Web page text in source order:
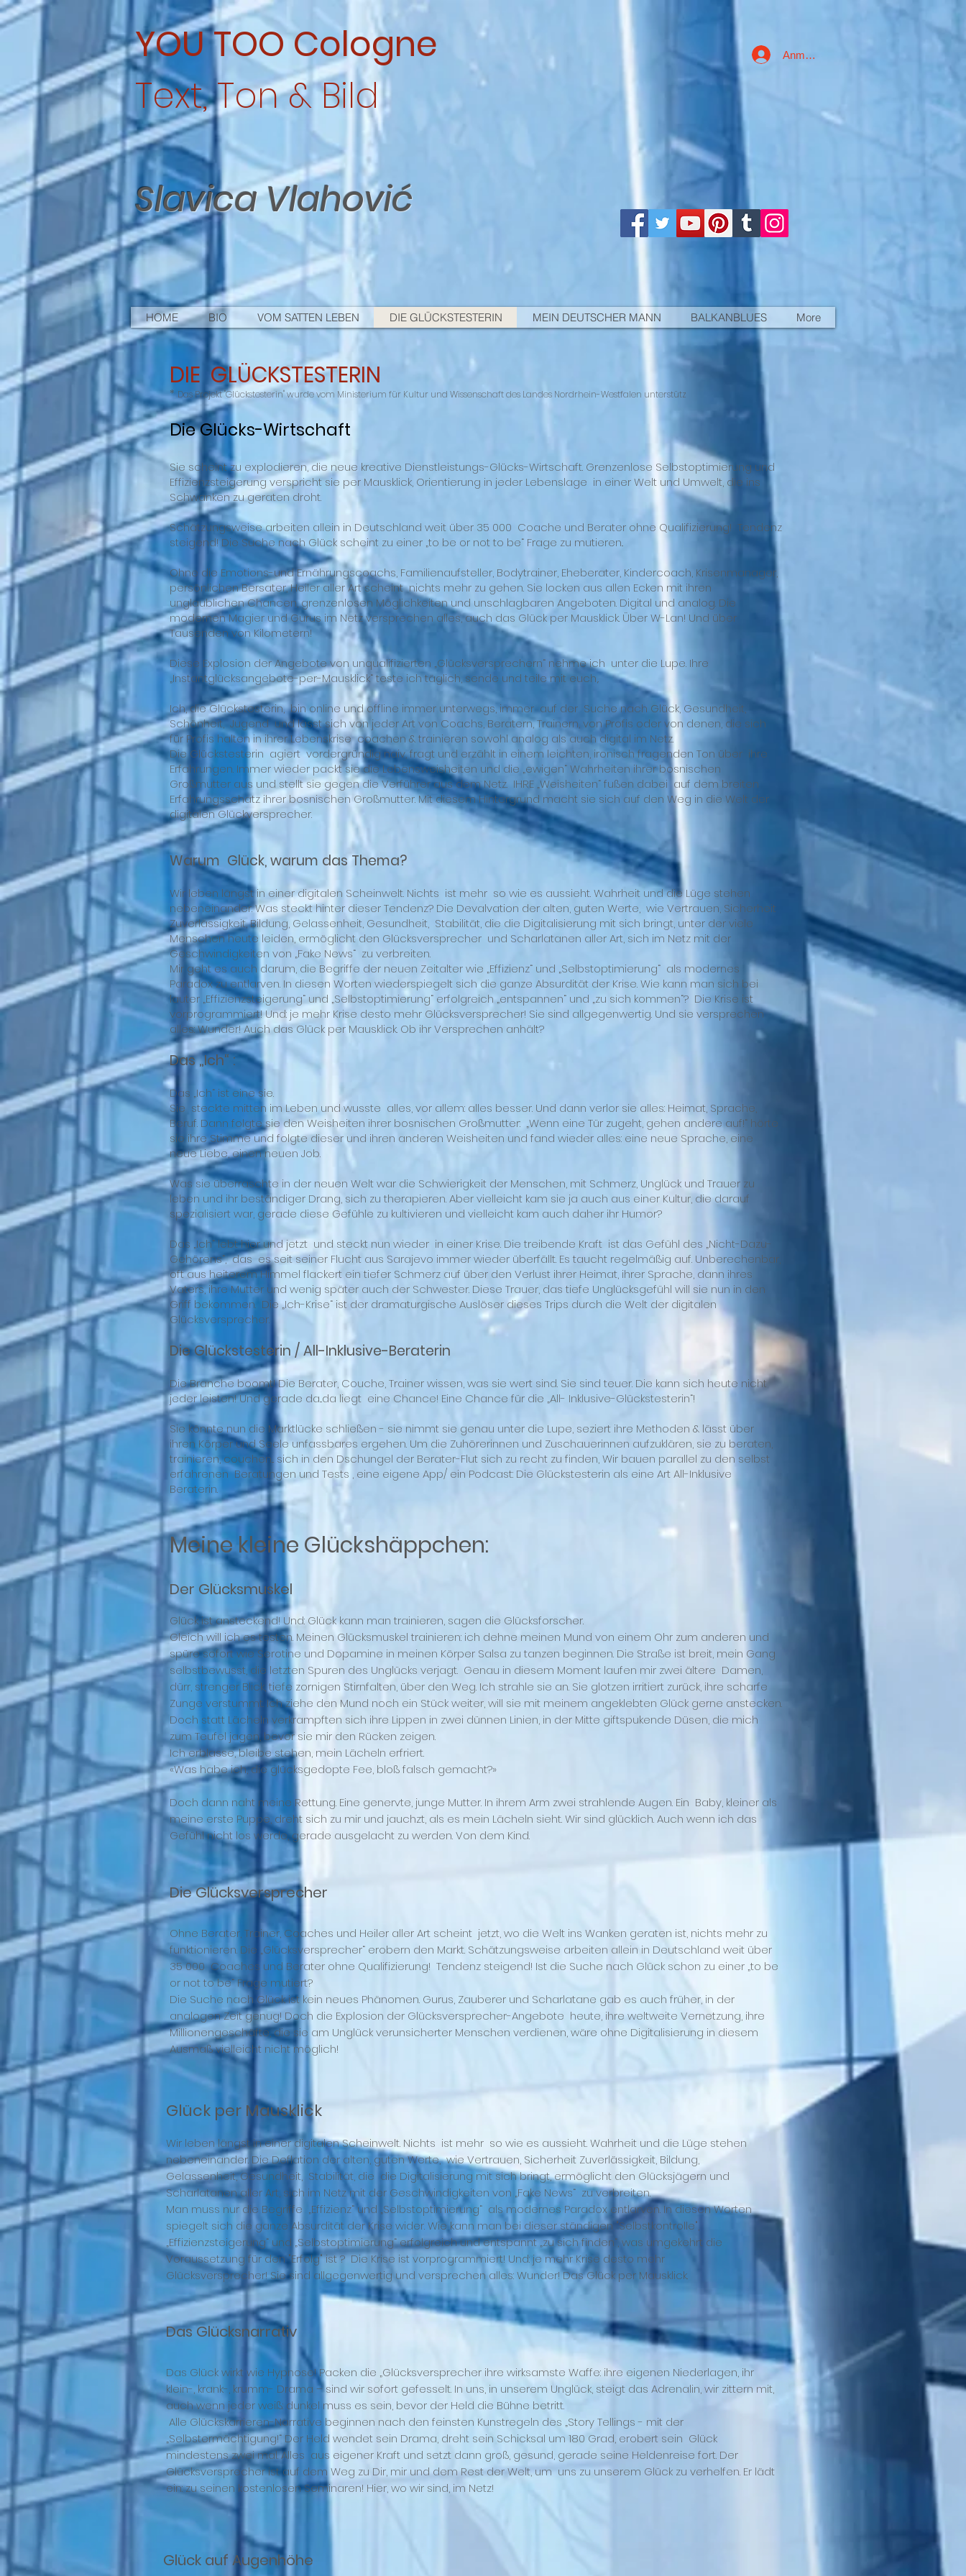
YOU TOO Cologne
Text, Ton & Bild
Slavica Vlahović
Anmelden
HOME BIO VOM SATTEN LEBEN DIE GLÜCKSTESTERIN MEIN DEUTSCHER MANN BALKANBLUES More
DIE GLÜCKSTESTERIN
*Das Projekt "Glückstesterin" wurde vom Ministerium für Kultur und Wissenschaft des Landes Nordrhein-Westfalen unterstütz
Die Glücks-Wirtschaft
Sie scheint zu explodieren, die neue kreative Dienstleistungs-Glücks-Wirtschaft. Grenzenlose Selbstoptimierung und
Effizienzsteigerung verspricht sie per Mausklick, Orientierung in jeder Lebenslage in einer Welt und Umwelt, die ins
Schwanken zu geraten droht.
Schätzungsweise arbeiten allein in Deutschland weit über 35 000 Coache und Berater ohne Qualifizierung! Tendenz
steigend! Die Suche nach Glück scheint zu einer „to be or not to be“ Frage zu mutieren..
Ohne die Emotions-und Ernährungscoachs, Familienaufsteller, Bodytrainer, Eheberater, Kindercoach, Krisenmanager,
persönlichen Bersater, Heiler aller Art scheint nichts mehr zu gehen. Sie locken aus allen Ecken mit ihren
unglaublichen Chancen, grenzenlosen Möglichkeiten und unschlagbaren Angeboten. Digital und analog. Die
modernen Magier und Gurus im Netz versprechen alles, auch das Glück per Mausklick. Über W-Lan! Und über
Tausenden von Kilometern!
Diese Explosion der Angebote von unqualifizierten „Glücksversprechern“ nehme ich unter die Lupe. Ihre
„Instantglücksangebote-per-Mausklick“ teste ich täglich, sende und teile mit euch,.
Ich, die Glückstesterin, bin online und offline immer unterwegs, immer auf der Suche nach Glück, Gesundheit,
Schönheit, Jugend und lässt sich von jeder Art von Coachs, Beratern, Trainern, von Profis oder von denen, die sich
für Profis halten in ihrer Lebenskrise coachen & trainieren sowohl analog als auch digital im Netz.
Die Glückstesterin agiert vordergründig naiv, fragt und erzählt in einem leichten, ironisch fragenden Ton über ihre
Erfahrungen. Immer wieder packt sie die Lebensweisheiten und die „ewigen“ Wahrheiten ihrer bosnischen
Großmutter aus und stellt sie gegen die Verführer aus dem Netz. IHRE „Weisheiten“ fußen dabei auf dem breiten
Erfahrungsschatz ihrer bosnischen Großmutter. Mit diesem Hintergrund macht sie sich auf den Weg in die Welt der
digitalen Glückversprecher.
Warum Glück, warum das Thema?
Wir leben längst in einer digitalen Scheinwelt. Nichts ist mehr so wie es aussieht. Wahrheit und die Lüge stehen
nebeneinander. Was steckt hinter dieser Tendenz? Die Devalvation der alten, guten Werte, wie Vertrauen, Sicherheit
Zuverlässigkeit, Bildung, Gelassenheit, Gesundheit, Stabilität, die die Digitalisierung mit sich bringt, unter der viele
Menschen heute leiden, ermöglicht den Glücksversprecher und Scharlatanen aller Art, sich im Netz mit der
Geschwindigkeiten von „Fake News“ zu verbreiten.
Mir geht es auch darum, die Begriffe der neuen Zeitalter wie „Effizienz“ und „Selbstoptimierung“ als modernes
Paradox zu entlarven. In diesen Worten wiederspiegelt sich die ganze Absurdität der Krise. Wie kann man sich bei
lauter „Effizienzsteigerung“ und „Selbstoptimierung“ erfolgreich „entspannen“ und „zu sich kommen“? Die Krise ist
vorprogrammiert! Und: je mehr Krise desto mehr Glücksversprecher! Sie sind allgegenwertig. Und sie versprechen
alles: Wunder! Auch das Glück per Mausklick. Ob ihr Versprechen anhält?
Das „Ich“ :
Das „Ich“ ist eine sie.
Sie steckte mitten im Leben und wusste alles, vor allem: alles besser. Und dann verlor sie alles: Heimat, Sprache,
Beruf. Dann folgte sie den Weisheiten ihrer bosnischen Großmutter: „Wenn eine Tür zugeht, gehen andere auf!“ hörte
sie ihre Stimme und folgte dieser und ihren anderen Weisheiten und fand wieder alles: eine neue Sprache, eine
neue Liebe, einen neuen Job.
Was sie überraschte in der neuen Welt war die Schwierigkeit der Menschen, mit Schmerz, Unglück und Trauer zu
leben und ihr beständiger Drang, sich zu therapieren. Aber vielleicht kam sie ja auch aus einer Kultur, die darauf
spezialisiert war, gerade diese Gefühle zu kultivieren und vielleicht kam auch daher ihr Humor?
Das „Ich“ lebt hier und jetzt und steckt nun wieder in einer Krise. Die treibende Kraft ist das Gefühl des „Nicht-Dazu-
Gehörens“, das es seit seiner Flucht aus Sarajevo immer wieder überfällt. Es taucht regelmäßig auf. Unberechenbar,
oft aus heiterem Himmel flackert ein tiefer Schmerz auf über den Verlust ihrer Heimat, ihrer Sprache, dann ihres
Vaters, ihre Mutter und wenig später auch der Schwester. Diese Trauer, das tiefe Unglücksgefühl will sie nun in den
Griff bekommen. Die „Ich-Krise“ ist der dramaturgische Auslöser dieses Trips durch die Welt der digitalen
Glücksversprecher.
Die Glückstesterin / All-Inklusive-Beraterin
Die Branche boomt! Die Berater, Couche, Trainer wissen, was sie wert sind. Sie sind teuer. Die kann sich heute nicht
jeder leisten! Und gerade da...da liegt eine Chance! Eine Chance für die „All- Inklusive-Glückstesterin“!
Sie könnte nun die Marktlücke schließen - sie nimmt sie genau unter die Lupe, seziert ihre Methoden & lässt über
ihren Körper und Seele unfassbares ergehen. Um die Zuhörerinnen und Zuschauerinnen aufzuklären, sie zu beraten,
trainieren, couchen... sich in den Dschungel der Berater-Flut sich zu recht zu finden, Wir bauen parallel zu den selbst
erfahrenen Beratungen und Tests , eine eigene App/ ein Podcast: Die Glückstesterin als eine Art All-Inklusive
Beraterin.
Meine kleine Glückshäppchen:
Der Glücksmuskel
Glück ist ansteckend! Und: Glück kann man trainieren, sagen die Glücksforscher.
Gleich will ich es testen. Meinen Glücksmuskel trainieren: ich dehne meinen Mund von einem Ohr zum anderen und
spüre sofort wie Serotine und Dopamine in meinen Körper Salsa zu tanzen beginnen. Die Straße ist breit, mein Gang
selbstbewusst, die letzten Spuren des Unglücks verjagt. Genau in diesem Moment laufen mir zwei ältere Damen,
dürr, strenger Blick, tiefe zornigen Stirnfalten, über den Weg. Ich strahle sie an. Sie glotzen irritiert zurück, ihre scharfe
Zunge verstummt. Ich ziehe den Mund noch ein Stück weiter, will sie mit meinem angeklebten Glück gerne anstecken.
Doch statt Lächeln verkrampften sich ihre Lippen in zwei dünnen Linien, in der Mitte giftspukende Düsen, die mich
zum Teufel jagen, bevor sie mir den Rücken zeigen.
Ich erblasse, bleibe stehen, mein Lächeln erfriert.
«Was habe ich, die glücksgedopte Fee, bloß falsch gemacht?»
Doch dann naht meine Rettung. Eine genervte, junge Mutter. In ihrem Arm zwei strahlende Augen. Ein Baby, kleiner als
meine erste Puppe, dreht sich zu mir und jauchzt, als es mein Lächeln sieht. Wir sind glücklich. Auch wenn ich das
Gefühl nicht los werde, gerade ausgelacht zu werden. Von dem Kind.
Die Glücksversprecher
Ohne Berater, Trainer, Coaches und Heiler aller Art scheint jetzt, wo die Welt ins Wanken geraten ist, nichts mehr zu
funktionieren. Die „Glücksversprecher“ erobern den Markt. Schätzungsweise arbeiten allein in Deutschland weit über
35 000 Coaches und Berater ohne Qualifizierung! Tendenz steigend! Ist die Suche nach Glück schon zu einer „to be
or not to be“ Frage mutiert?
Die Suche nach Glück ist kein neues Phänomen. Gurus, Zauberer und Scharlatane gab es auch früher, in der
analogen Zeit genug! Doch die Explosion der Glücksversprecher-Angebote heute, ihre weltweite Vernetzung, ihre
Millionengeschäfte, die sie am Unglück verunsicherter Menschen verdienen, wäre ohne Digitalisierung in diesem
Ausmaß vielleicht nicht möglich!
Glück per Mausklick
Wir leben längst in einer digitalen Scheinwelt. Nichts ist mehr so wie es aussieht. Wahrheit und die Lüge stehen
nebeneinander. Die Deflation der alten, guten Werte, wie Vertrauen, Sicherheit Zuverlässigkeit, Bildung,
Gelassenheit, Gesundheit, Stabilität, die die Digitalisierung mit sich bringt, ermöglicht den Glücksjägern und
Scharlatanen aller Art, sich im Netz mit der Geschwindigkeiten von „Fake News“ zu verbreiten.
Man muss nur die Begriffe „Effizienz“ und „Selbstoptimierung“ als modernes Paradox entlarven. In diesen Worten
spiegelt sich die ganze Absurdität der Krise wider. Wie kann man bei dieser ständigen "Selbstkontrolle",
„Effizienzsteigerung“ und „Selbstoptimierung“ erfolgreich und entspannt „zu sich finden“, was umgekehrt die
Voraussetzung für den "Erfolg" ist ? Die Krise ist vorprogrammiert! Und: je mehr Krise desto mehr
Glücksversprecher! Sie sind allgegenwertig und versprechen alles: Wunder! Das Glück per Mausklick.
Das Glücksnarrativ
Das Glück wirkt wie Hypnose! Packen die „Glücksversprecher ihre wirksamste Waffe: ihre eigenen Niederlagen, ihr
klein-, krank-, krumm- Drama – sind wir sofort gefesselt. In uns, in unserem Unglück, steigt das Adrenalin, wir zittern mit,
auch wenn jeder weiß: dunkel muss es sein, bevor der Held die Bühne betritt.
Alle Glückskarrieren-Narrative beginnen nach den feinsten Kunstregeln des „Story Tellings - mit der
„Selbstermächtigung!“ Der Held wendet sein Drama, dreht sein Schicksal um 180 Grad, erobert sein Glück
mindestens zwei mal. Alles aus eigener Kraft und setzt dann groß, gesund, gerade seine Heldenreise fort. Der
Glücksversprecher ist auf dem Weg zu Dir, mir und dem Rest der Welt, um uns zu unserem Glück zu verhelfen. Er lädt
ein: zu seinen kostenlosen Seminaren! Hier, wo wir sind, im Netz!
Glück auf Augenhöhe